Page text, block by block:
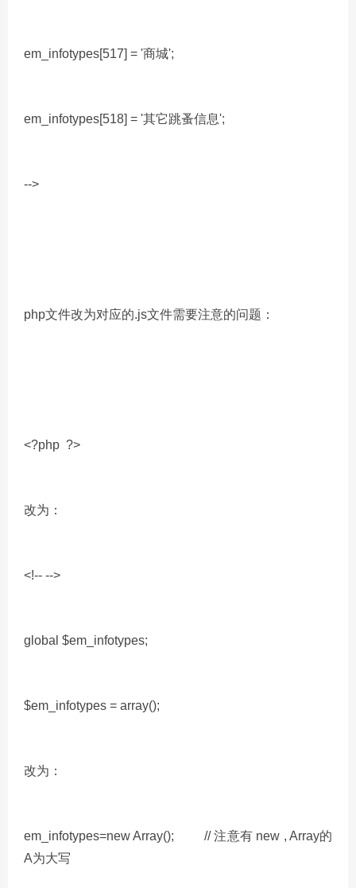
em_infotypes[517] = '商城';
em_infotypes[518] = '其它跳蚤信息';
-->
php文件改为对应的.js文件需要注意的问题：
<?php ?>
改为：
<!-- -->
global $em_infotypes;
$em_infotypes = array();
改为：
em_infotypes=new Array(); // 注意有 new , Array的
A为大写